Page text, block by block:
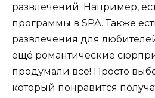
развлечений. Например,
программы в SPA. Также
развлечения для
ещё романтические
продумали всё! Просто
который понравится